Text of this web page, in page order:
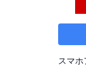
スマホ